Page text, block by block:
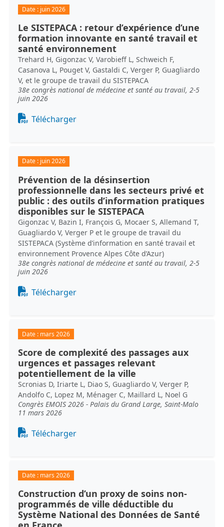
Date : juin 2026
Le SISTEPACA : retour d’expérience d’une
formation innovante en santé travail et
santé environnement
Trehard H, Gigonzac V, Varobieff L, Schweich F,
Casanova L, Pouget V, Gastaldi C, Verger P, Guagliardo
V, et le groupe de travail du SISTEPACA
38e congrès national de médecine et santé au travail, 2-5
juin 2026
Document
Télécharger
Date : juin 2026
Prévention de la désinsertion
professionnelle dans les secteurs privé et
public : des outils d’information pratiques
disponibles sur le SISTEPACA
Gigonzac V, Bazin I, François G, Mocaer S, Allemand T,
Guagliardo V, Verger P et le groupe de travail du
SISTEPACA (Système d’information en santé travail et
environnement Provence Alpes Côte d’Azur)
38e congrès national de médecine et santé au travail, 2-5
juin 2026
Document
Télécharger
Date : mars 2026
Score de complexité des passages aux
urgences et passages relevant
potentiellement de la ville
Scronias D, Iriarte L, Diao S, Guagliardo V, Verger P,
Andolfo C, Lopez M, Ménager C, Maillard L, Noel G
Congrès EMOIS 2026 - Palais du Grand Large, Saint-Malo
11 mars 2026
Document
Télécharger
Date : mars 2026
Construction d’un proxy de soins non-
programmés de ville déductible du
Système National des Données de Santé